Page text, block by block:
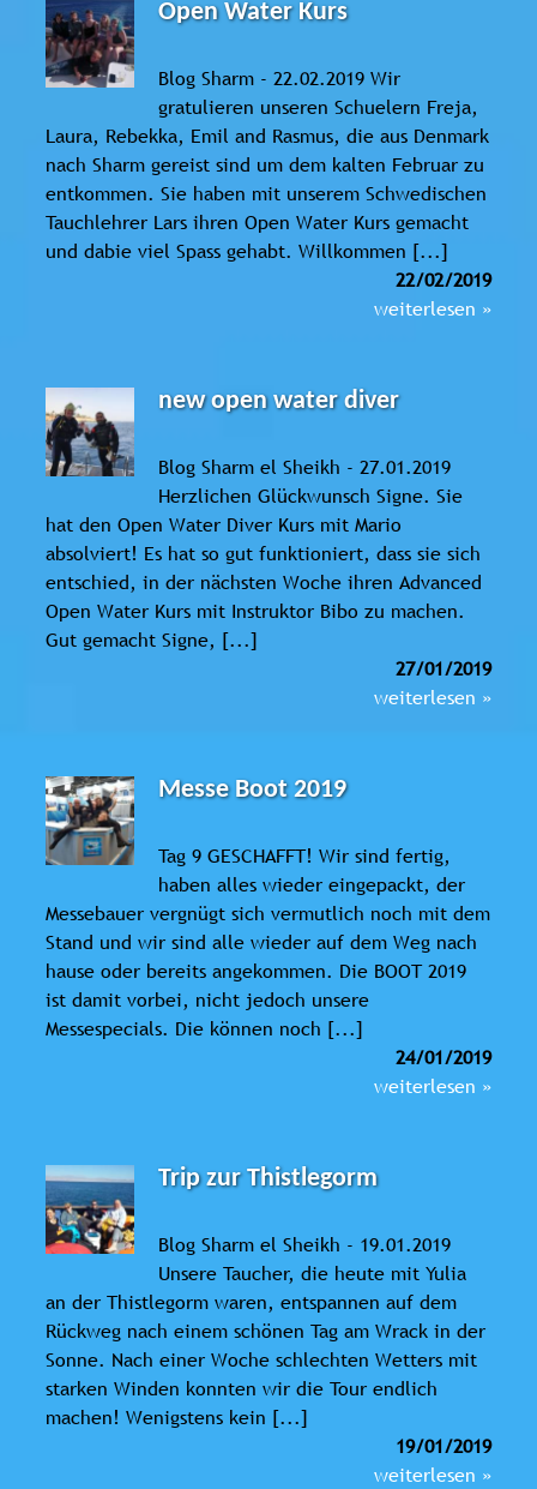
Open Water Kurs
Blog Sharm - 22.02.2019 Wir
gratulieren unseren Schuelern Freja,
Laura, Rebekka, Emil and Rasmus, die aus Denmark
nach Sharm gereist sind um dem kalten Februar zu
entkommen. Sie haben mit unserem Schwedischen
Tauchlehrer Lars ihren Open Water Kurs gemacht
und dabie viel Spass gehabt. Willkommen [...]
22/02/2019
weiterlesen »
new open water diver
Blog Sharm el Sheikh - 27.01.2019
Herzlichen Glückwunsch Signe. Sie
hat den Open Water Diver Kurs mit Mario
absolviert! Es hat so gut funktioniert, dass sie sich
entschied, in der nächsten Woche ihren Advanced
Open Water Kurs mit Instruktor Bibo zu machen.
Gut gemacht Signe, [...]
27/01/2019
weiterlesen »
Messe Boot 2019
Tag 9 GESCHAFFT! Wir sind fertig,
haben alles wieder eingepackt, der
Messebauer vergnügt sich vermutlich noch mit dem
Stand und wir sind alle wieder auf dem Weg nach
hause oder bereits angekommen. Die BOOT 2019
ist damit vorbei, nicht jedoch unsere
Messespecials. Die können noch [...]
24/01/2019
weiterlesen »
Trip zur Thistlegorm
Blog Sharm el Sheikh - 19.01.2019
Unsere Taucher, die heute mit Yulia
an der Thistlegorm waren, entspannen auf dem
Rückweg nach einem schönen Tag am Wrack in der
Sonne. Nach einer Woche schlechten Wetters mit
starken Winden konnten wir die Tour endlich
machen! Wenigstens kein [...]
19/01/2019
weiterlesen »